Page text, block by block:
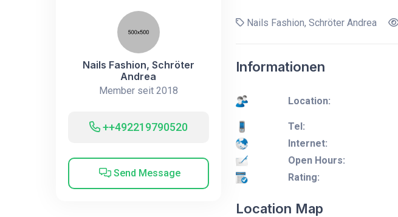
Nails Fashion, Schröter
Andrea
Member seit 2018
++492219790520
Send Message
Nails Fashion, Schröter Andrea
Informationen
Location:
Tel:
Internet:
Open Hours:
Rating:
Location Map